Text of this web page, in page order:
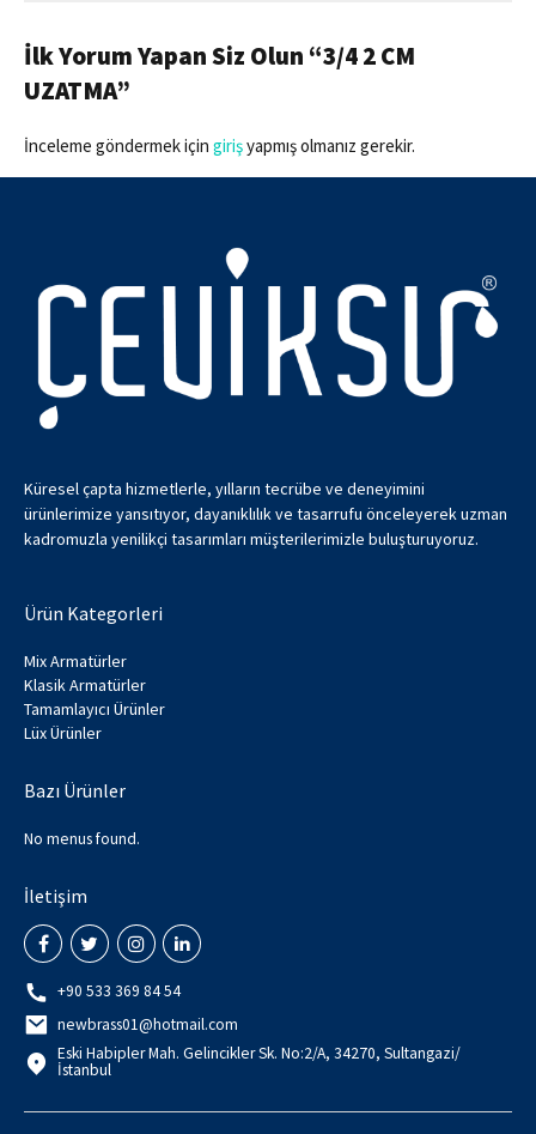
İlk Yorum Yapan Siz Olun “3/4 2 CM
UZATMA”
İnceleme göndermek için girişyapmış olmanız gerekir.
Küresel çapta hizmetlerle, yılların tecrübe ve deneyimini
ürünlerimize yansıtıyor, dayanıklılık ve tasarrufu önceleyerek uzman
kadromuzla yenilikçi tasarımları müşterilerimizle buluşturuyoruz.
Ürün Kategorleri
Mix Armatürler
Klasik Armatürler
Tamamlayıcı Ürünler
Lüx Ürünler
Bazı Ürünler
No menus found.
İletişim
+90 533 369 84 54
newbrass01@hotmail.com
Eski Habipler Mah. Gelincikler Sk. No:2/A, 34270, Sultangazi/
İstanbul